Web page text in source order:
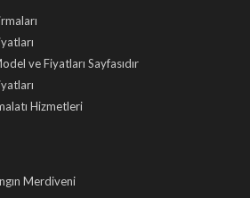
ve Fiyatları Sayfasıdır
Hizmetleri
Merdiveni